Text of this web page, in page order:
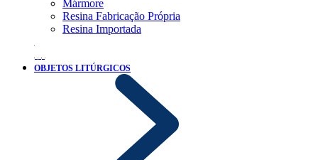
Mármore
Resina Fabricação Própria
Resina Importada
OBJETOS LITÚRGICOS